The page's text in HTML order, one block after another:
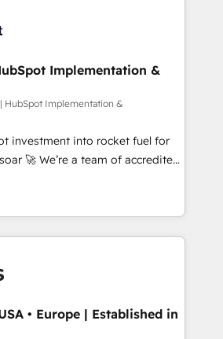
Impact Award - Platform
HubSpot Impact Award -
with ERP (and other
Sales Hub, Marketing Hub,
and CMS • ISO/IEC
and ISO 42001:2023
standard • GuardHub:
framework, built on ISO 42001
'𝗖𝗼𝗻𝘁𝗮𝗰𝘁
get in touch (𝘸𝘦'𝘳𝘦 𝘴𝘶𝘱𝘦𝘳
Implementation &
HubSpot Implementation &
investment into rocket fuel for
of accredited
to help you. We can
into complex business
what you've got and make
use it, build your website in
We are on the
we've been accredited by
by the CCS, which means we
• Europe | Established in